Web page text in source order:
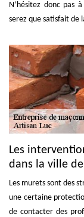
N’hésitez donc pas
serez que satisfait de
Les
dans la ville
Les murets sont des
une certaine
de contacter des